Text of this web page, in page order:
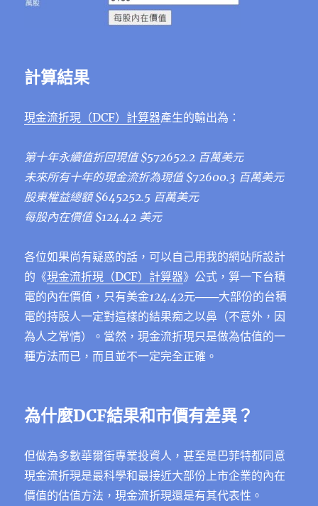
計算結果
現金流折現（DCF）計算器產生的輸出為：
第十年永續值折回現值 $572652.2 百萬美元
未來所有十年的現金流折為現值 $72600.3 百萬美元
股東權益總額 $645252.5 百萬美元
每股內在價值 $124.42 美元
各位如果尚有疑惑的話，可以自己用我的網站所設計
的《現金流折現（DCF）計算器》公式，算一下台積
電的內在價值，只有美金124.42元───大部份的台積
電的持股人一定對這樣的結果痴之以鼻（不意外，因
為人之常情）。當然，現金流折現只是做為估值的一
種方法而已，而且並不一定完全正確。
為什麼DCF結果和市價有差異？
但做為多數華爾街專業投資人，甚至是巴菲特都同意
現金流折現是最科學和最接近大部份上市企業的內在
價值的估值方法，現金流折現還是有其代表性。